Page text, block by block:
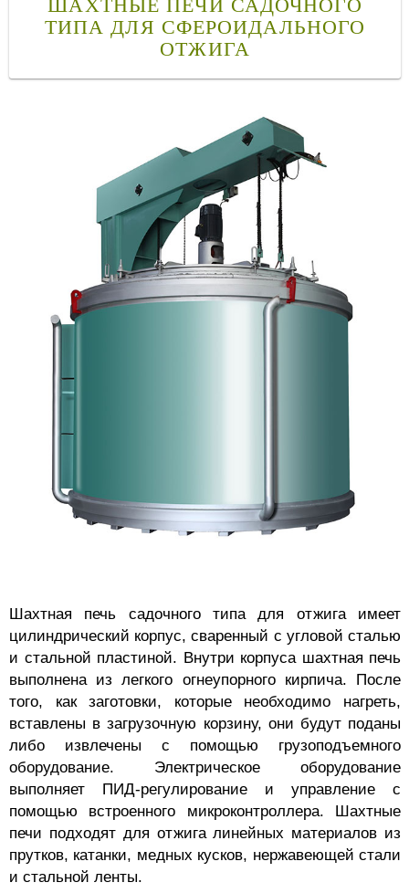
ШАХТНЫЕ ПЕЧИ САДОЧНОГО
ТИПА ДЛЯ СФЕРОИДАЛЬНОГО
ОТЖИГА
Шахтная печь садочного типа для отжига имеет
цилиндрический корпус, сваренный с угловой сталью
и стальной пластиной. Внутри корпуса шахтная печь
выполнена из легкого огнеупорного кирпича. После
того, как заготовки, которые необходимо нагреть,
вставлены в загрузочную корзину, они будут поданы
либо извлечены с помощью грузоподъемного
оборудование. Электрическое оборудование
выполняет ПИД-регулирование и управление с
помощью встроенного микроконтроллера. Шахтные
печи подходят для отжига линейных материалов из
прутков, катанки, медных кусков, нержавеющей стали
и стальной ленты.